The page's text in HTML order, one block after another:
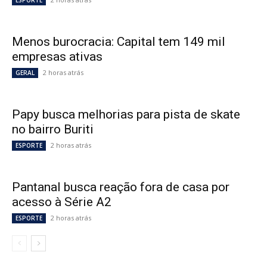
Menos burocracia: Capital tem 149 mil
empresas ativas
GERAL 2 horas atrás
Papy busca melhorias para pista de skate
no bairro Buriti
ESPORTE 2 horas atrás
Pantanal busca reação fora de casa por
acesso à Série A2
ESPORTE 2 horas atrás